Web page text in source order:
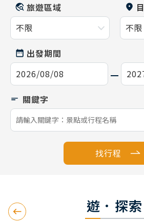
旅遊區域
出發期間
找行程
遊．探索